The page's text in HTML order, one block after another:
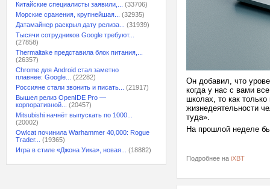
Китайские специалисты заявили,...
(33706)
Морские сражения, крупнейшая...
(32935)
Датамайнер раскрыл дату релиза...
(31939)
Тысячи сотрудников Google требуют...
(27858)
Thermaltake представила блок питания,...
(26357)
Chrome для Android стал заметно
плавнее: Google...
(22282)
Россияне стали звонить и писать...
(21917)
Вышел релиз OpenIDE Pro —
корпоративной...
(20457)
Mitsubishi начнёт выпускать по 1000...
(20002)
Owlcat починила Warhammer 40,000: Rogue
Trader...
(19365)
Игра в стиле «Джона Уика», новая...
(18882)
Он добавил, что
когда у нас с вами
школах, то как
жизнедеятельности
туда».
На прошлой неделе
Подробнее на iXBT